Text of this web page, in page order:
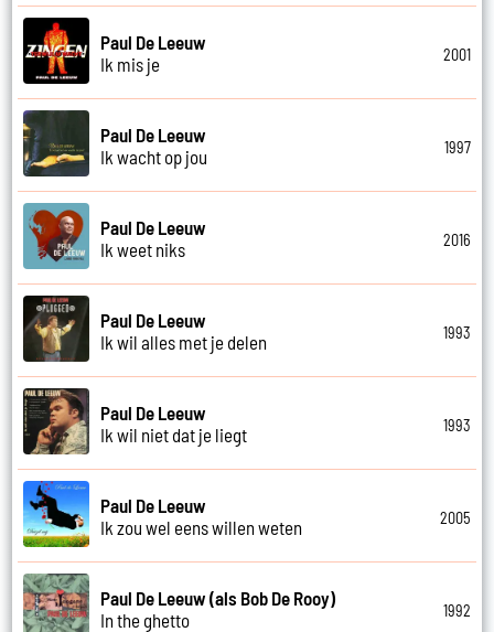
Paul De Leeuw
Ik mis je
2001
Paul De Leeuw
Ik wacht op jou
1997
Paul De Leeuw
Ik weet niks
2016
Paul De Leeuw
Ik wil alles met je delen
1993
Paul De Leeuw
Ik wil niet dat je liegt
1993
Paul De Leeuw
Ik zou wel eens willen weten
2005
Paul De Leeuw (als Bob De Rooy)
In the ghetto
1992